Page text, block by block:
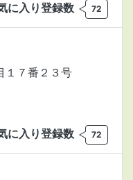
に入り登録数 72
１７番２３号
に入り登録数 72